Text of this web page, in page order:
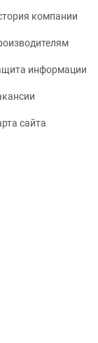
компании
информации
сайта